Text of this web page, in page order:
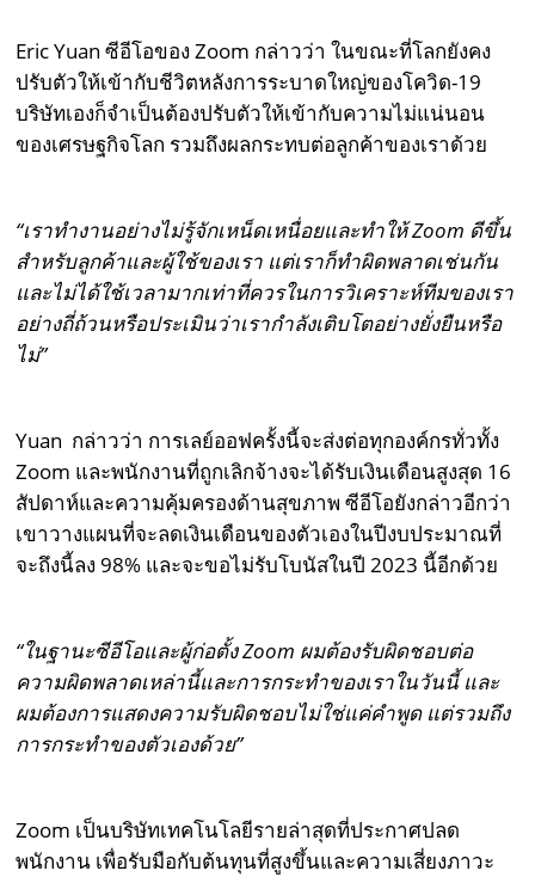
Eric Yuan ซีอีโอของ Zoom กล่าวว่า ในขณะที่โลกยังคง
ปรับตัวให้เข้ากับชีวิตหลังการระบาดใหญ่ของโควิด-19
บริษัทเองก็จำเป็นต้องปรับตัวให้เข้ากับความไม่แน่นอน
ของเศรษฐกิจโลก รวมถึงผลกระทบต่อลูกค้าของเราด้วย
“เราทำงานอย่างไม่รู้จักเหน็ดเหนื่อยและทำให้ Zoom ดีขึ้น
สำหรับลูกค้าและผู้ใช้ของเรา แต่เราก็ทำผิดพลาดเช่นกัน
และไม่ได้ใช้เวลามากเท่าที่ควรในการวิเคราะห์ทีมของเรา
อย่างถี่ถ้วนหรือประเมินว่าเรากำลังเติบโตอย่างยั่งยืนหรือ
ไม่”
Yuan กล่าวว่า การเลย์ออฟครั้งนี้จะส่งต่อทุกองค์กรทั่วทั้ง
Zoom และพนักงานที่ถูกเลิกจ้างจะได้รับเงินเดือนสูงสุด 16
สัปดาห์และความคุ้มครองด้านสุขภาพ ซีอีโอยังกล่าวอีกว่า
เขาวางแผนที่จะลดเงินเดือนของตัวเองในปีงบประมาณที่
จะถึงนี้ลง 98% และจะขอไม่รับโบนัสในปี 2023 นี้อีกด้วย
“ในฐานะซีอีโอและผู้ก่อตั้ง Zoom ผมต้องรับผิดชอบต่อ
ความผิดพลาดเหล่านี้และการกระทำของเราในวันนี้ และ
ผมต้องการแสดงความรับผิดชอบไม่ใช่แค่คำพูด แต่รวมถึง
การกระทำของตัวเองด้วย”
Zoom เป็นบริษัทเทคโนโลยีรายล่าสุดที่ประกาศปลด
พนักงาน เพื่อรับมือกับต้นทุนที่สูงขึ้นและความเสี่ยงภาวะ